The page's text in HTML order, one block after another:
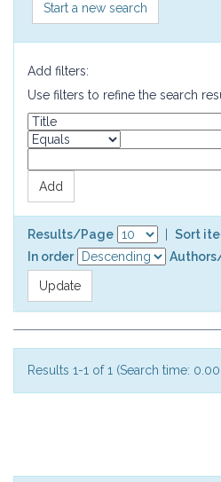
Start a new search
Add filters:
Use filters to refine the search
Results/Page
Sort
In order
Results 1-1 of 1 (Search time: